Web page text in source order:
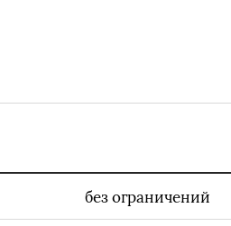
без ограничений